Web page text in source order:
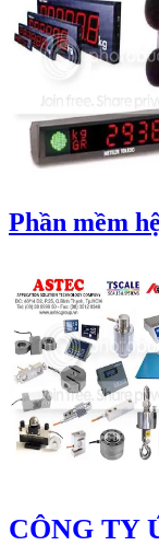
Phần mềm
CÔNG TY